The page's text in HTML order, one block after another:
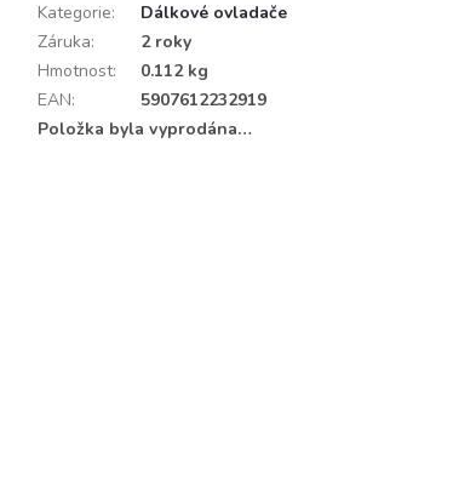
Kategorie:
Dálkové ovladače
Záruka:
2 roky
Hmotnost:
0.112 kg
EAN:
5907612232919
Položka byla vyprodána…